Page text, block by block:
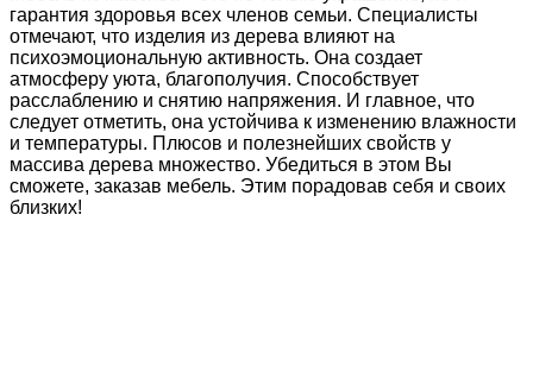
гарантия здоровья всех членов семьи. Специалисты
отмечают, что изделия из дерева влияют на
психоэмоциональную активность. Она создает
атмосферу уюта, благополучия. Способствует
расслаблению и снятию напряжения. И главное, что
следует отметить, она устойчива к изменению влажности
и температуры. Плюсов и полезнейших свойств у
массива дерева множество. Убедиться в этом Вы
сможете, заказав мебель. Этим порадовав себя и своих
близких!